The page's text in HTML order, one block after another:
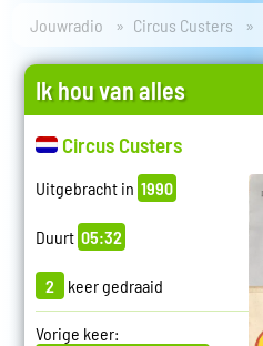
Jouwradio Circus Custers
Ik hou van alles
Circus Custers
Uitgebracht in 1990
Duurt 05:32
2 keer gedraaid
Vorige keer: